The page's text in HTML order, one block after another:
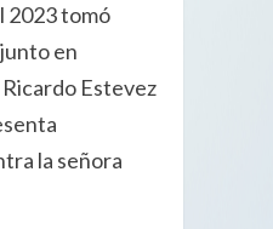
2023 tomó
en
Estevez
la señora